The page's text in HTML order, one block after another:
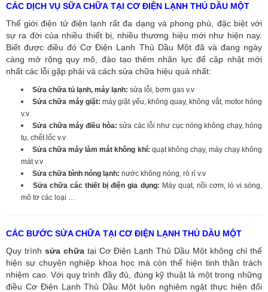
CÁC DỊCH VỤ SỮA CHỮA TẠI CƠ ĐIỆN LẠNH THỦ DẦU MỘT
Thế giới điện tử điện lạnh rất đa dạng và phong phú, đặc biệt với
sự ra đời của nhiều thiết bị, nhiều thương hiệu mới như hiện nay.
Biết được điều đó Cơ Điện Lạnh Thủ Dầu Một đã và đang ngày
càng mở rộng quy mô, đào tạo thêm nhân lực để cập nhật mới
nhất các lỗi gặp phải và cách sửa chữa hiệu quả nhất:
Sửa chữa tủ lạnh, máy lạnh: sửa lỗi, bơm gas v.v
Sửa chữa máy giặt:máy giặt yếu, không quay, không vắt, motor hỏng
v.v
Sửa chữa máy điều hòa: sửa các lỗi như cục nóng không chạy, hỏng
tụ, chết lốc v.v
Sửa chữa máy làm mát không khí: quạt không chạy, máy chạy không
mát v.v
Sửa chữa bình nóng lạnh: nước không nóng, rò rỉ v.v
Sửa chữa các thiết bị điện gia dụng: Máy quạt, nồi cơm, lò vi sóng,
mô tơ các loại …
CÁC BƯỚC SỬA CHỮA TẠI CƠ ĐIỆN LẠNH THỦ DẦU MỘT
Quy trình sửa chữa tại Cơ Điện Lạnh Thủ Dầu Một không chỉ thể
hiện sự chuyên nghiệp khoa học mà còn thể hiện tinh thần trách
nhiệm cao. Với quy trình đầy đủ, đúng kỹ thuật là một trong những
điều Cơ Điện Lạnh Thủ Dầu Một luôn nghiêm ngặt thực hiện đối